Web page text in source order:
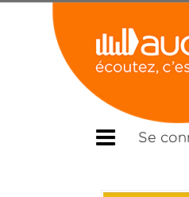
Se